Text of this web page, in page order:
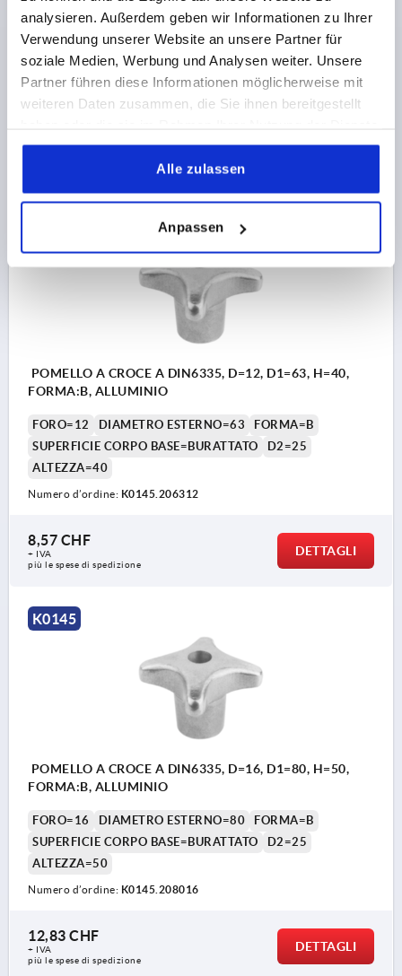
analysieren. Außerdem geben wir Informationen zu Ihrer
Verwendung unserer Website an unsere Partner für
soziale Medien, Werbung und Analysen weiter. Unsere
Partner führen diese Informationen möglicherweise mit
weiteren Daten zusammen, die Sie ihnen bereitgestellt
gesammelt haben.
Alle zulassen
Anpassen
FORO=10 DIAMETRO ESTERNO=50
SUPERFICIE CORPO BASE=BURATTATO
Numero d’ordine:
6,13 CHF
POMELLO A CROCE A DIN6335, D=12, D1=63, H=40,
FORMA:B, ALLUMINIO
FORO=12 DIAMETRO ESTERNO=63
FORMA=B
SUPERFICIE CORPO BASE=BURATTATO
D2=25
ALTEZZA=40
Numero d’ordine: K0145.206312
8,57 CHF
+ IVA
più le spese di spedizione
DETTAGLI
K0145
POMELLO A CROCE A DIN6335, D=16, D1=80, H=50,
FORMA:B, ALLUMINIO
FORO=16 DIAMETRO ESTERNO=80
FORMA=B
SUPERFICIE CORPO BASE=BURATTATO
D2=25
ALTEZZA=50
Numero d’ordine: K0145.208016
12,83 CHF
+ IVA
più le spese di spedizione
DETTAGLI